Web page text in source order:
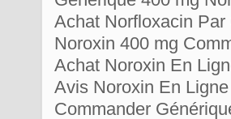
Achat Norfloxacin Par
Noroxin 400 mg
Achat Noroxin En
Avis Noroxin En Ligne
Commander